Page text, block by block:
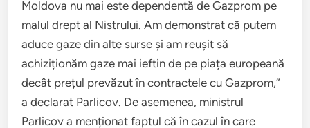
Moldova nu mai este dependentă de Gazprom pe
malul drept al Nistrului. Am demonstrat că putem
aduce gaze din alte surse și am reușit să
achiziționăm gaze mai ieftin de pe piața europeană
decât prețul prevăzut în contractele cu Gazprom,”
a declarat Parlicov. De asemenea, ministrul
Parlicov a menționat faptul că în cazul în care